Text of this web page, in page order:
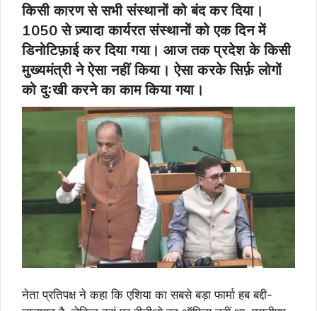
किसी कारण से सभी संस्थानों को बंद कर दिया।
1050 से ज़्यादा कार्यरत संस्थानों को एक दिन में
डिनोटिफ़ाई कर दिया गया। आज तक प्रदेश के किसी
मुख्यमंत्री ने ऐसा नहीं किया। ऐसा करके सिर्फ़ लोगों
को दुःखी करने का काम किया गया।
नेता प्रतिपक्ष ने कहा कि एशिया का सबसे बड़ा फार्मा हब बद्दी-